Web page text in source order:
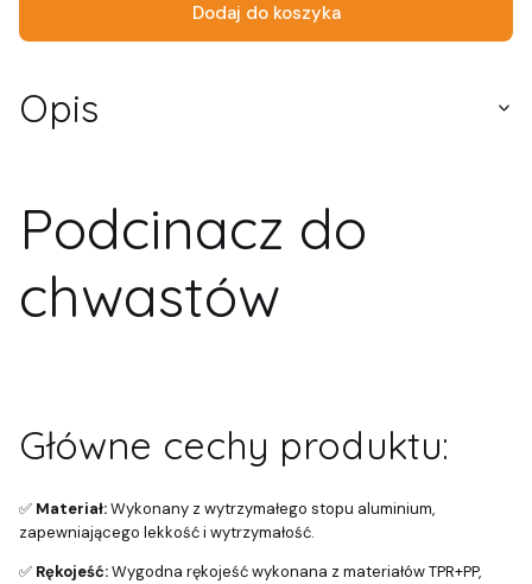
Dodaj do koszyka
Opis
Podcinacz do
chwastów
Główne cechy produktu:
✅ Materiał:Wykonany z wytrzymałego stopu aluminium,
zapewniającego lekkość i wytrzymałość.
✅ Rękojeść:Wygodna rękojeść wykonana z materiałów TPR+PP,